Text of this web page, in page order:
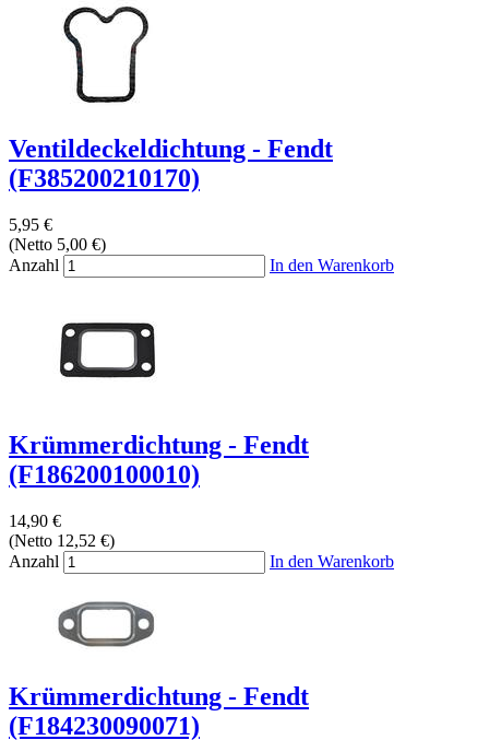
Ventildeckeldichtung - Fendt
(F385200210170)
5,95 €
(Netto 5,00 €)
Anzahl
In den Warenkorb
Krümmerdichtung - Fendt
(F186200100010)
14,90 €
(Netto 12,52 €)
Anzahl
In den Warenkorb
Krümmerdichtung - Fendt
(F184230090071)